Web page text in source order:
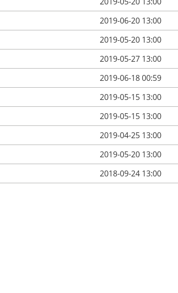
2019-06-20 13:00
2019-05-20 13:00
2019-05-27 13:00
2019-06-18 00:59
2019-05-15 13:00
2019-05-15 13:00
2019-04-25 13:00
2019-05-20 13:00
2018-09-24 13:00